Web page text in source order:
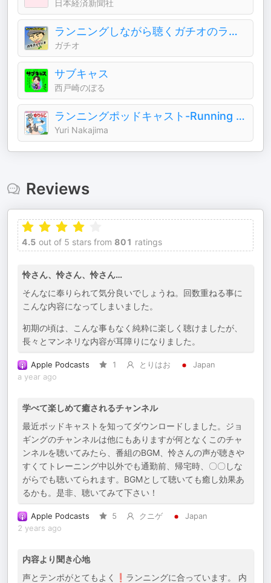
日本経済新聞社
ランニングしながら聴くガチオのラジオ♪
ガチオ
サブキャス
西戸崎のぼる
ランニングポッドキャスト-Running Podcast-ゆりらじ-
Yuri Nakajima
Reviews
4.5 out of 5 stars from 801 ratings
怜さん、怜さん、怜さん…
そんなに奉りられて気分良いでしょうね。回数重ねる事に
こんな内容になってしまいました。
初期の頃は、こんな事もなく純粋に楽しく聴けましたが、
長々とマンネリな内容が耳障りになりました。
Apple Podcasts 1 とりはお
Japan
a year ago
学べて楽しめて癒されるチャンネル
最近ポッドキャストを知ってダウンロードしました。ジョ
ギングのチャンネルは他にもありますが何となくこのチャ
ンネルを聴いてみたら、番組のBGM、怜さんの声が聴きや
すくてトレーニング中以外でも通勤前、帰宅時、〇〇しな
がらでも聴いてられます。BGMとして聴いても癒し効果あ
るかも。是非、聴いてみて下さい！
Apple Podcasts 5 クニゲ
Japan
2 years ago
内容より聞き心地
声とテンポがとてもよく❗️ランニングに合っています。 内